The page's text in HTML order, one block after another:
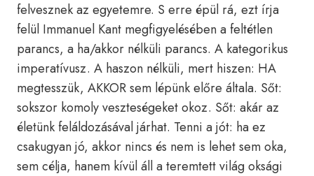
felvesznek az egyetemre. S erre épül rá, ezt írja
felül Immanuel Kant megfigyelésében a feltétlen
parancs, a ha/akkor nélküli parancs. A kategorikus
imperatívusz. A haszon nélküli, mert hiszen: HA
megtesszük, AKKOR sem lépünk előre általa. Sőt:
sokszor komoly veszteségeket okoz. Sőt: akár az
életünk feláldozásával járhat. Tenni a jót: ha ez
csakugyan jó, akkor nincs és nem is lehet sem oka,
sem célja, hanem kívül áll a teremtett világ oksági